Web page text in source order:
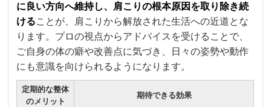
に良い方向へ維持し、肩こりの根本原因を取り除き続
けることが、肩こりから解放された生活への近道とな
ります。プロの視点からアドバイスを受けることで、
ご自身の体の癖や改善点に気づき、日々の姿勢や動作
にも意識を向けられるようになります。
定期的な整体
のメリット
期待できる効果